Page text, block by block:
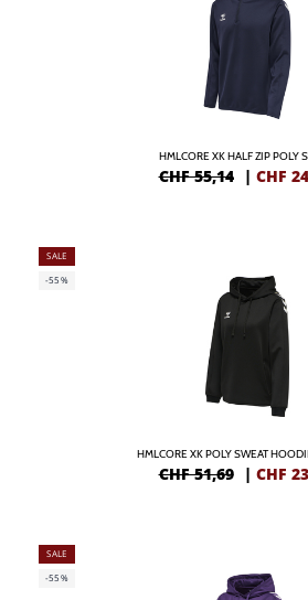
HMLCORE XK HALF ZIP POLY
CHF 55,14 | CHF
SALE
-55%
HMLCORE XK POLY SWEAT
CHF 51,69 | CHF
SALE
-55%